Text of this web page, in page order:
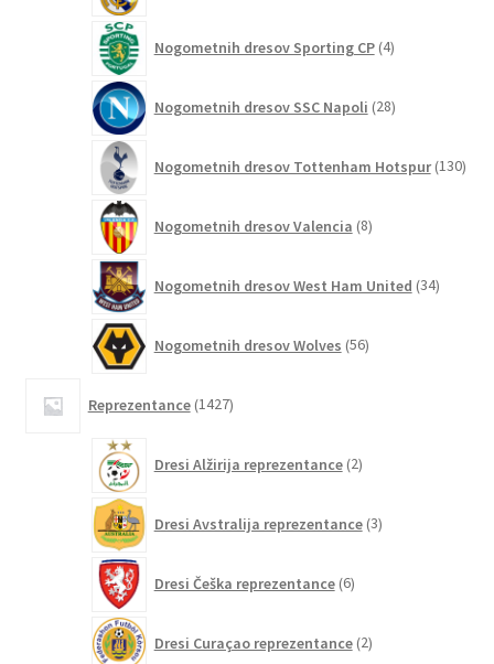
Nogometnih dresov Sporting CP 4izdelki
Nogometnih dresov SSC Napoli 28izdelkov
Nogometnih dresov Tottenham Hotspur 130
Nogometnih dresov Valencia 8izdelkov
Nogometnih dresov West Ham United 34izdelkov
Nogometnih dresov Wolves 56izdelkov
Reprezentance 1427izdelkov
Dresi Alžirija reprezentance 2izdelka
Dresi Avstralija reprezentance 3izdelki
Dresi Češka reprezentance 6izdelkov
Dresi Curaçao reprezentance 2izdelka